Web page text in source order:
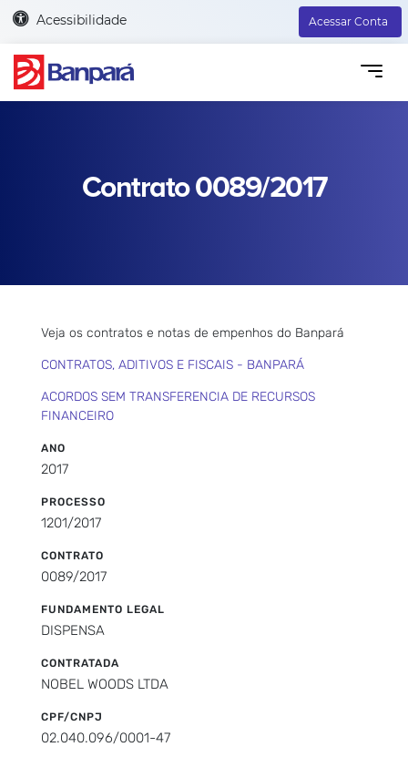
Acessibilidade Acessar Conta
Contrato 0089/2017
Veja os contratos e notas de empenhos do Banpará
CONTRATOS, ADITIVOS E FISCAIS - BANPARÁ
ACORDOS SEM TRANSFERENCIA DE RECURSOS
FINANCEIRO
ANO
2017
PROCESSO
1201/2017
CONTRATO
0089/2017
FUNDAMENTO LEGAL
DISPENSA
CONTRATADA
NOBEL WOODS LTDA
CPF/CNPJ
02.040.096/0001-47